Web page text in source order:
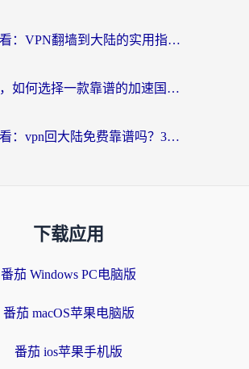
海外党必看：VPN翻墙到大陆的实用指南——从看CCTV5到选加速器，一篇全搞定
身在海外，如何选择一款靠谱的加速国内网络的加速器？
海外党必看：vpn回大陆免费靠谱吗？3步选对加速器实现无缝刷国内资源
下载应用
番茄 Windows PC电脑版
番茄 macOS苹果电脑版
番茄 ios苹果手机版